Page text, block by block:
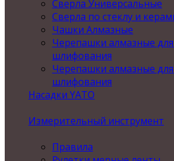
Сверла Универсальные
Сверла по стеклу и
Чашки Алмазные
Черепашки алмазные
шлифования
Черепашки алмазные
шлифования
Насадки YATO
Измерительный инструмент
Правила